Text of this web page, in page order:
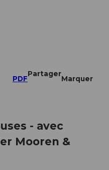
PDF
Partager
Marquer
- avec
Mooren &